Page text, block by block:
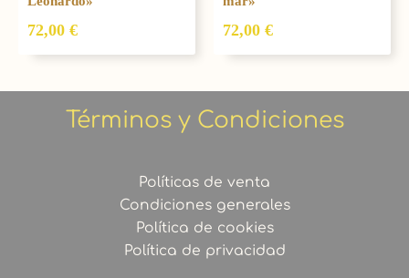
72,00 € 72,00 €
Términos y Condiciones
Políticas de venta
Condiciones generales
Política de cookies
Política de privacidad